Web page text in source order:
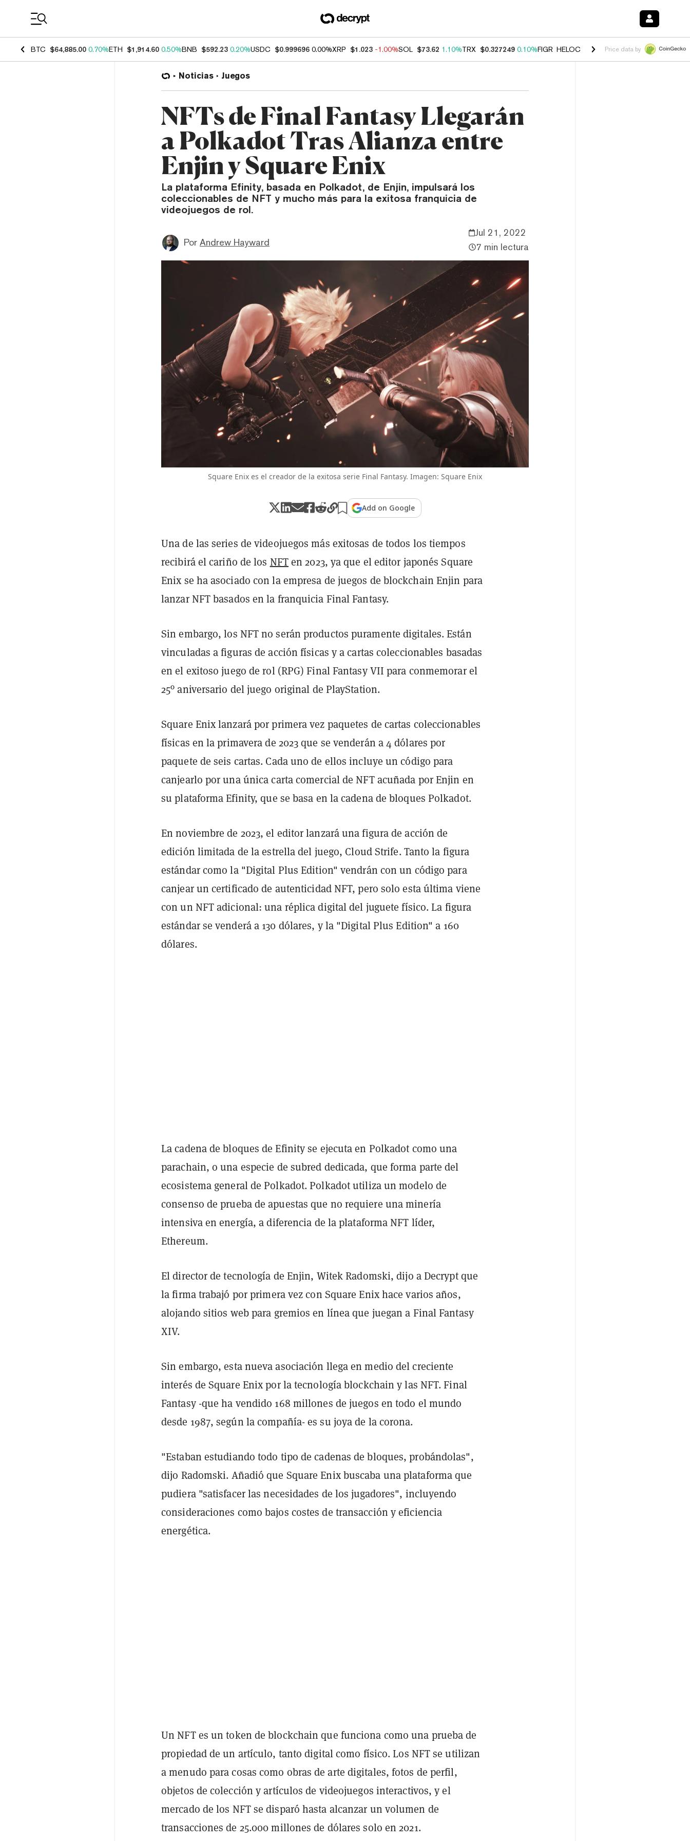
BTC $64,885.00 0.70%ETH $1,914.60 0.50%BNB $592.23 0.20%USDC $0.999696 0.00%XRP $1.023 -1.00%SOL $73.62 1.10%TRX $0.327249 0.10%FIGR_HELOC $1.029 0.80%HYPE $54.15 -
Price data by
Noticias Juegos
NFTs de Final Fantasy Llegarán
a Polkadot Tras Alianza entre
Enjin y Square Enix
La plataforma Efinity, basada en Polkadot, de Enjin, impulsará los
coleccionables de NFT y mucho más para la exitosa franquicia de
videojuegos de rol.
Por Andrew Hayward
Jul 21, 2022
7 min lectura
Square Enix es el creador de la exitosa serie Final Fantasy. Imagen: Square Enix
Add on Google
Una de las series de videojuegos más exitosas de todos los tiempos
recibirá el cariño de los NFTen 2023, ya que el editor japonés Square
Enix se ha asociado con la empresa de juegos de blockchain Enjin para
lanzar NFT basados en la franquicia Final Fantasy.
Sin embargo, los NFT no serán productos puramente digitales. Están
vinculadas a figuras de acción físicas y a cartas coleccionables basadas
en el exitoso juego de rol (RPG) Final Fantasy VII para conmemorar el
25º aniversario del juego original de PlayStation.
Square Enix lanzará por primera vez paquetes de cartas coleccionables
físicas en la primavera de 2023 que se venderán a 4 dólares por
paquete de seis cartas. Cada uno de ellos incluye un código para
canjearlo por una única carta comercial de NFT acuñada por Enjin en
su plataforma Efinity, que se basa en la cadena de bloques Polkadot.
En noviembre de 2023, el editor lanzará una figura de acción de
edición limitada de la estrella del juego, Cloud Strife. Tanto la figura
estándar como la "Digital Plus Edition" vendrán con un código para
canjear un certificado de autenticidad NFT, pero solo esta última viene
con un NFT adicional: una réplica digital del juguete físico. La figura
estándar se venderá a 130 dólares, y la "Digital Plus Edition" a 160
dólares.
La cadena de bloques de Efinity se ejecuta en Polkadot como una
parachain, o una especie de subred dedicada, que forma parte del
ecosistema general de Polkadot. Polkadot utiliza un modelo de
consenso de prueba de apuestas que no requiere una minería
intensiva en energía, a diferencia de la plataforma NFT líder,
Ethereum.
El director de tecnología de Enjin, Witek Radomski, dijo a Decrypt que
la firma trabajó por primera vez con Square Enix hace varios años,
alojando sitios web para gremios en línea que juegan a Final Fantasy
XIV.
Sin embargo, esta nueva asociación llega en medio del creciente
interés de Square Enix por la tecnología blockchain y las NFT. Final
Fantasy -que ha vendido 168 millones de juegos en todo el mundo
desde 1987, según la compañía- es su joya de la corona.
"Estaban estudiando todo tipo de cadenas de bloques, probándolas",
dijo Radomski. Añadió que Square Enix buscaba una plataforma que
pudiera "satisfacer las necesidades de los jugadores", incluyendo
consideraciones como bajos costes de transacción y eficiencia
energética.
Un NFT es un token de blockchain que funciona como una prueba de
propiedad de un artículo, tanto digital como físico. Los NFT se utilizan
a menudo para cosas como obras de arte digitales, fotos de perfil,
objetos de colección y artículos de videojuegos interactivos, y el
mercado de los NFT se disparó hasta alcanzar un volumen de
transacciones de 25.000 millones de dólares solo en 2021.